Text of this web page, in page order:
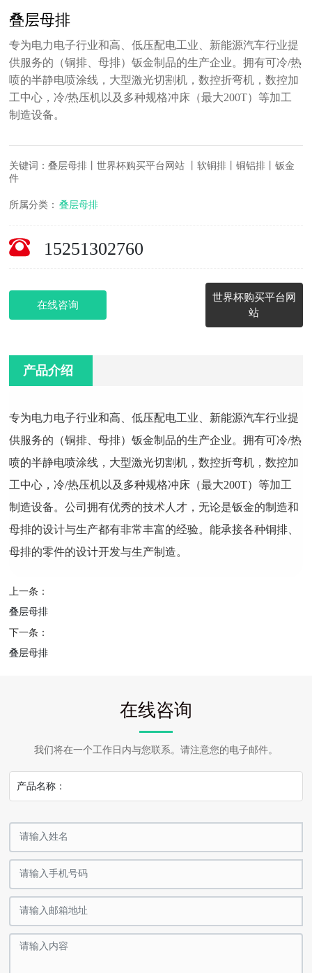
叠层母排
专为电力电子行业和高、低压配电工业、新能源汽车行业提
供服务的（铜排、母排）钣金制品的生产企业。拥有可冷/热
喷的半静电喷涂线，大型激光切割机，数控折弯机，数控加
工中心，冷/热压机以及多种规格冲床（最大200T）等加工
制造设备。
关键词：叠层母排丨世界杯购买平台网站 丨软铜排丨铜铝排丨钣金
件
所属分类： 叠层母排
15251302760
在线咨询
世界杯购买平台网
站
产品介绍
专为电力电子行业和高、低压配电工业、新能源汽车行业提
供服务的（铜排、母排）钣金制品的生产企业。拥有可冷/热
喷的半静电喷涂线，大型激光切割机，数控折弯机，数控加
工中心，冷/热压机以及多种规格冲床（最大200T）等加工
制造设备。公司拥有优秀的技术人才，无论是钣金的制造和
母排的设计与生产都有非常丰富的经验。能承接各种铜排、
母排的零件的设计开发与生产制造。
上一条：
叠层母排
下一条：
叠层母排
在线咨询
我们将在一个工作日内与您联系。请注意您的电子邮件。
产品名称：